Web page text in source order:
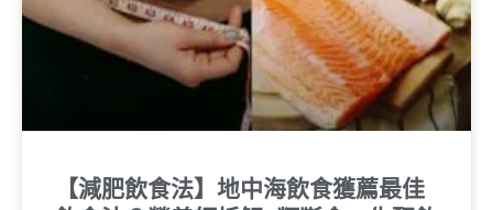
【減肥飲食法】地中海飲食獲薦最佳